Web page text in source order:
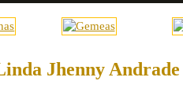
Jhenny Andrade